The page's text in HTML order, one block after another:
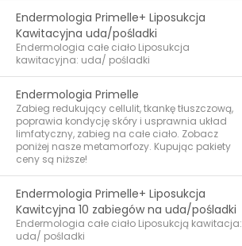
Endermologia Primelle+ Liposukcja
Kawitacyjna uda/pośladki
Endermologia całe ciało Liposukcja
kawitacyjna: uda/ pośladki
Endermologia Primelle
Zabieg redukujący cellulit, tkankę tłuszczową,
poprawia kondycję skóry i usprawnia układ
limfatyczny, zabieg na całe ciało. Zobacz
poniżej nasze metamorfozy. Kupując pakiety
ceny są niższe!
Endermologia Primelle+ Liposukcja
Kawitcyjna 10 zabiegów na uda/pośladki
Endermologia całe ciało Liposukcją kawitacja:
uda/ pośladki